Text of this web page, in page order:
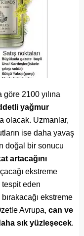
2100 yılına
yağmur
olacak. Uzmanlar,
ise daha yavaş
doğal bir sonucu
artacağını
ekstreme
tespit eden
ekstreme
Avrupa, can ve
sık yüzleşecek.